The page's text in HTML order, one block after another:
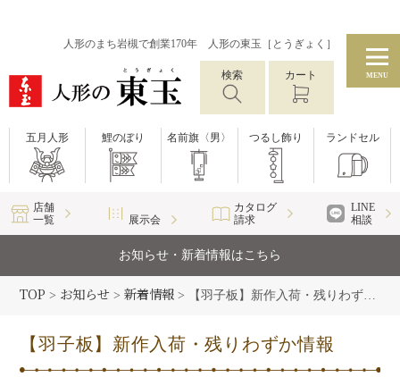
人形のまち岩槻で創業170年 人形の東玉［とうぎょく］
検索 カート MENU
五月人形 鯉のぼり 名前旗〈男〉 つるし飾り ランドセル
店舗
一覧
展示会
カタログ
請求
LINE
相談
お知らせ・新着情報はこちら
TOP > お知らせ >新着情報 > 【羽子板】新作入荷・残りわずか情報
【羽子板】新作入荷・残りわずか情報